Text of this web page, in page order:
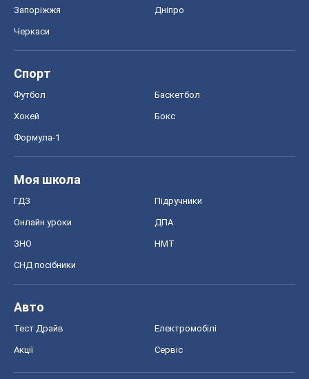
Запоріжжя Дніпро
Черкаси
Спорт
Футбол Баскетбол
Хокей Бокс
Формула-1
Моя школа
ГДЗ Підручники
Онлайн уроки ДПА
ЗНО НМТ
СНД посібники
Авто
Тест Драйв Електромобілі
Акції Сервіс